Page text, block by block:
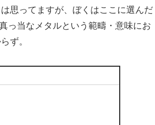
思ってますが、ぼくはここに選んだ
っ当なメタルという範疇・意味にお
ず。